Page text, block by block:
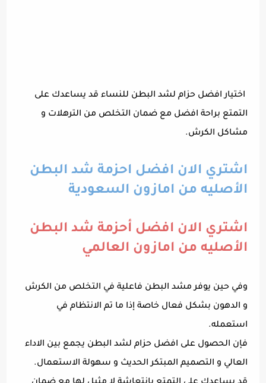
اختيار افضل حزام لشد البطن للنساء قد يساعدك على
التمتع براحة افضل مع ضمان التخلص من الترهلات و
مشاكل الكرش.
اشتري الان افضل احزمة شد البطن
الأصليه من امازون السعودية
اشتري الان افضل أحزمة شد البطن
الأصليه من امازون العالمي
وفي حين يوفر مشد البطن فاعلية في التخلص من الكرش
و الدهون بشكل فعال خاصة إذا ما تم الانتظام في
استعمله.
فإن الحصول على افضل حزام لشد البطن يجمع بين الاداء
العالي و التصميم المبتكر الحديث و سهولة الاستعمال.